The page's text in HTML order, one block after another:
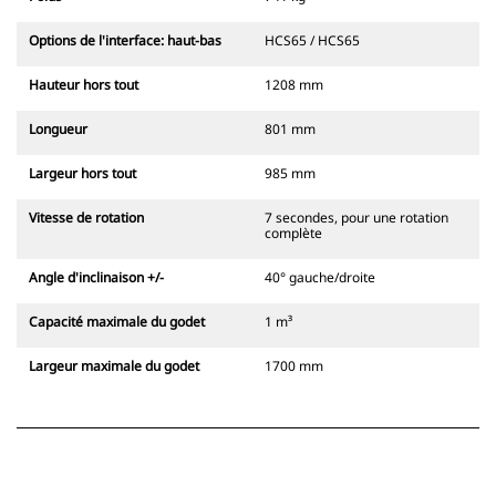
Options de l'interface: haut-bas HCS65 / HCS65
Hauteur hors tout 1208 mm
Longueur 801 mm
Largeur hors tout 985 mm
Vitesse de rotation
7 secondes, pour une rotation
complète
Angle d'inclinaison +/- 40° gauche/droite
Capacité maximale du godet 1 m³
Largeur maximale du godet 1700 mm